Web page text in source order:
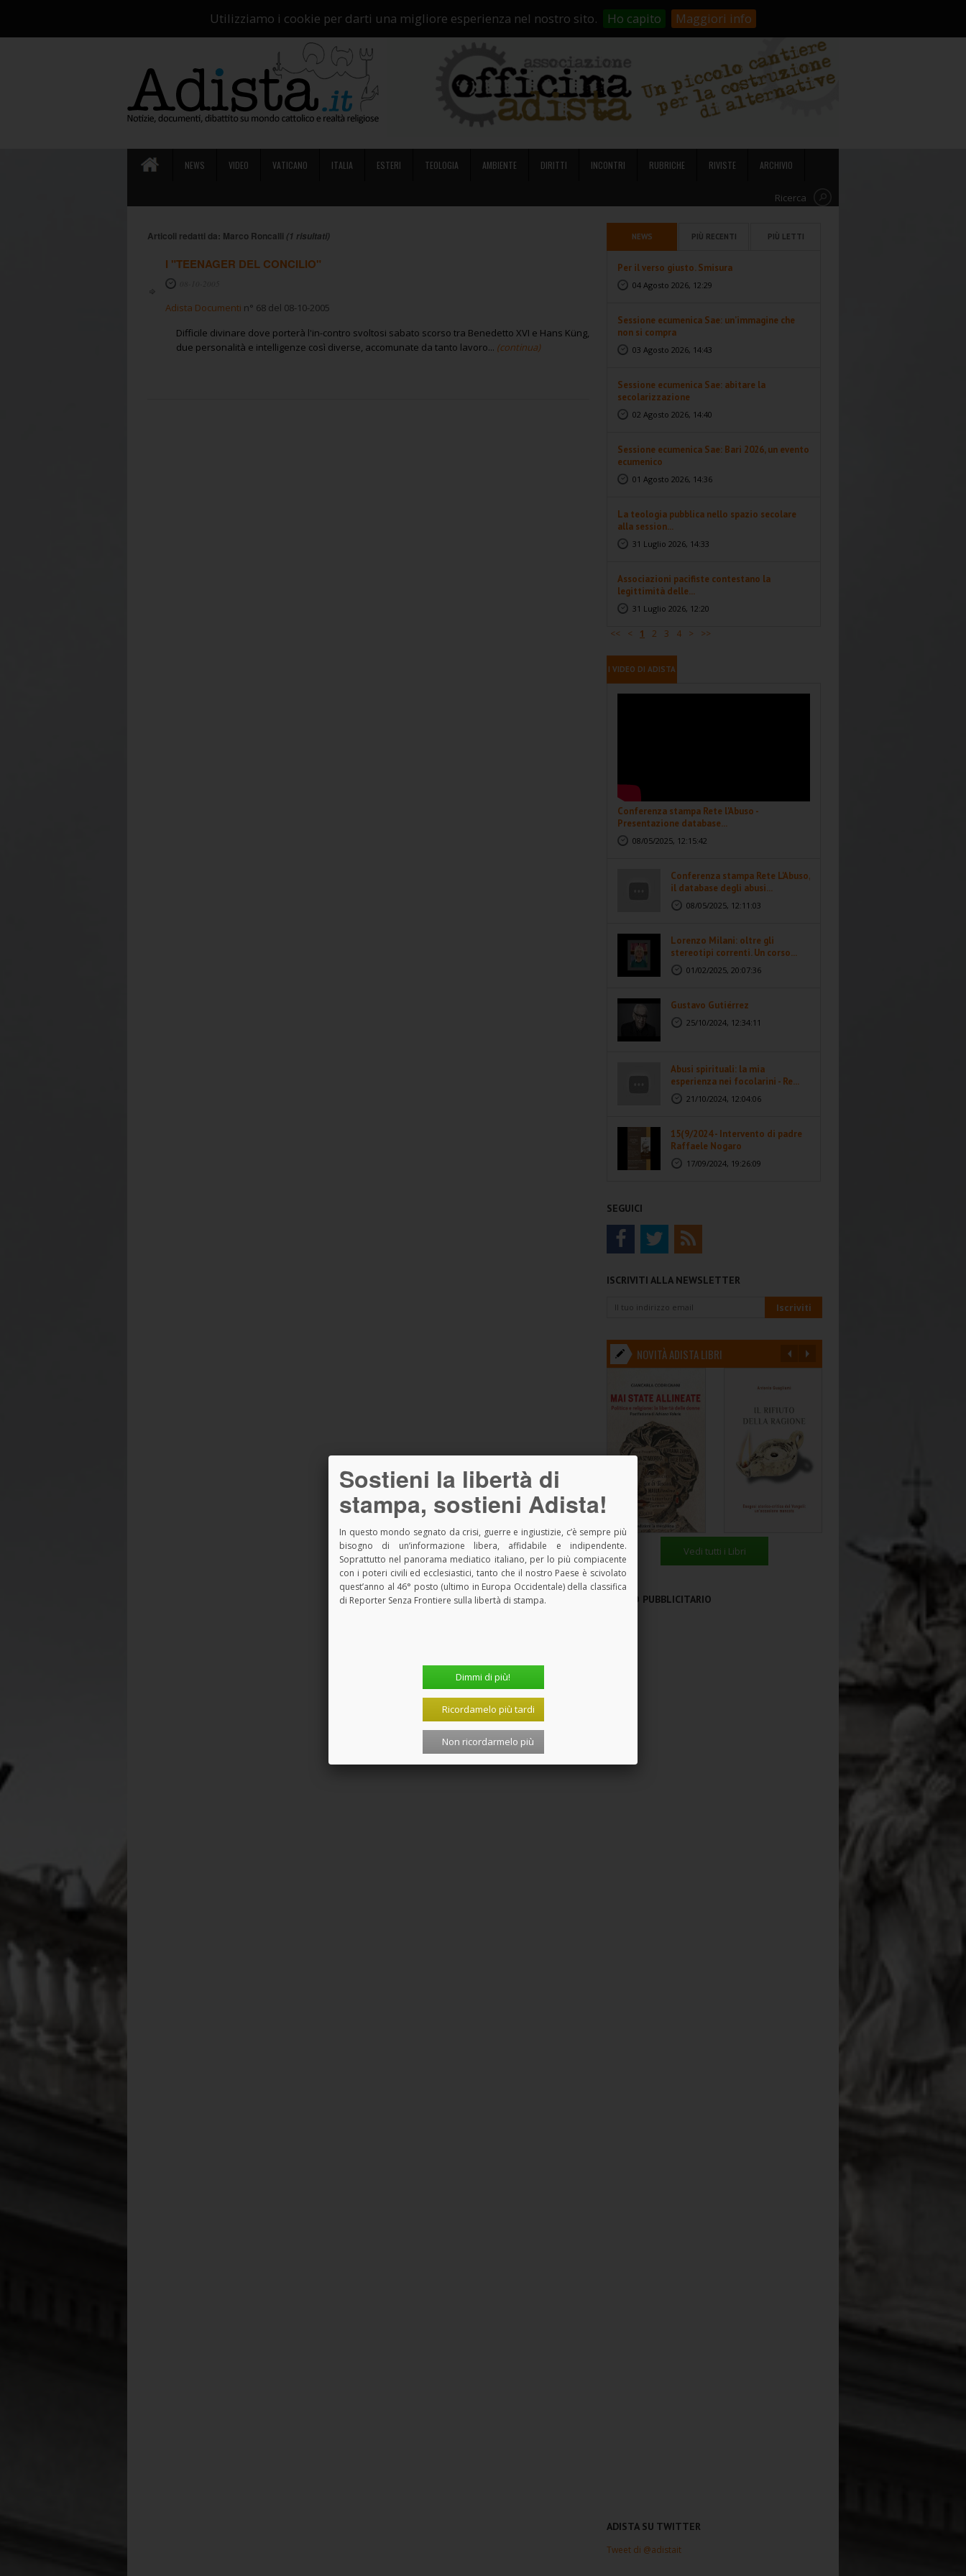
Utilizziamo i cookie per darti una migliore esperienza nel nostro sito. Ho capito Maggiori infoCarrello
Sostienici!
NEWS VIDEO VATICANO ITALIA ESTERI TEOLOGIA AMBIENTE DIRITTI INCONTRI RUBRICHE RIVISTE ARCHIVIO
Ricerca
Articoli redatti da: Marco Roncalli (1 risultati)
I "TEENAGER DEL CONCILIO"
Adista Documenti n° 68 del 08-10-2005
Difficile divinare dove porterà l'in-contro svoltosi sabato scorso tra Benedetto XVI e Hans Küng,
due personalità e intelligenze così diverse, accomunate da tanto lavoro... (continua)
NEWS PIÙ RECENTI PIÙ LETTI
Per il verso giusto. Smisura
04 Agosto 2026, 12:29
Sessione ecumenica Sae: un’immagine che
non si compra
03 Agosto 2026, 14:43
Sessione ecumenica Sae: abitare la
secolarizzazione
02 Agosto 2026, 14:40
Sessione ecumenica Sae: Bari 2026, un evento
ecumenico
01 Agosto 2026, 14:36
La teologia pubblica nello spazio secolare
alla session...
31 Luglio 2026, 14:33
Associazioni pacifiste contestano la
legittimità delle...
31 Luglio 2026, 12:20
<< < 1 2 3 4 > >>
I VIDEO DI ADISTA
Conferenza stampa Rete l'Abuso -
Presentazione database...
08/05/2025, 12:15:42
Conferenza stampa Rete L'Abuso,
il database degli abusi...
08/05/2025, 12:11:03
Lorenzo Milani: oltre gli
stereotipi correnti. Un corso...
01/02/2025, 20:07:36
Gustavo Gutiérrez
25/10/2024, 12:34:11
Abusi spirituali: la mia
esperienza nei focolarini - Re...
21/10/2024, 12:04:06
15(9/2024 - Intervento di padre
Raffaele Nogaro
17/09/2024, 19:26:09
SEGUICI
ISCRIVITI ALLA NEWSLETTER
NOVITÀ ADISTA LIBRI
Vedi tutti i Libri
SPAZIO PUBBLICITARIO
ADISTA SU TWITTER
Tweet di @adistait
Sostieni la libertà di
stampa, sostieni Adista!
In questo mondo segnato da crisi, guerre e ingiustizie, c’è sempre più
bisogno di un’informazione libera, affidabile e indipendente.
Soprattutto nel panorama mediatico italiano, per lo più compiacente
con i poteri civili ed ecclesiastici, tanto che il nostro Paese è scivolato
quest’anno al 46° posto (ultimo in Europa Occidentale) della classifica
di Reporter Senza Frontiere sulla libertà di stampa.
Dimmi di più!
Ricordamelo più tardi
Non ricordarmelo più